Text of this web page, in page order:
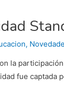
,
la
fue captada